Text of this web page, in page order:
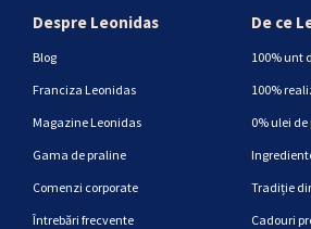
Despre Leonidas
Blog
Franciza Leonidas
Magazine Leonidas
Gama de praline
Comenzi corporate
Întrebări frecvente
De ce
100% unt
100%
0% ulei
Tradiție
Cadouri